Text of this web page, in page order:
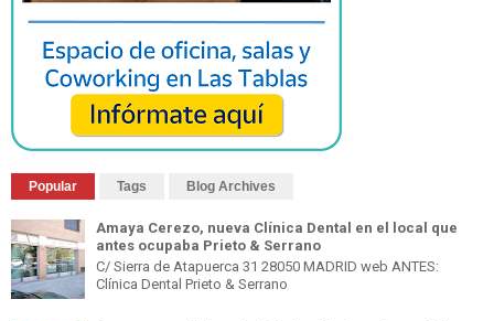
Popular Tags Blog Archives
Amaya Cerezo, nueva Clínica Dental en el local que
antes ocupaba Prieto & Serrano
C/ Sierra de Atapuerca 31 28050 MADRID web ANTES:
Clínica Dental Prieto & Serrano